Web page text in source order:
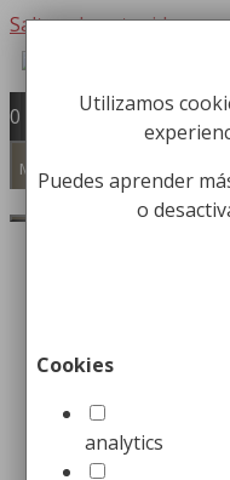
Saltar al contenido
0
Menú
Papelera
Suelo de
Utilizamos
Puedes aprender
o
Cookies
analytics